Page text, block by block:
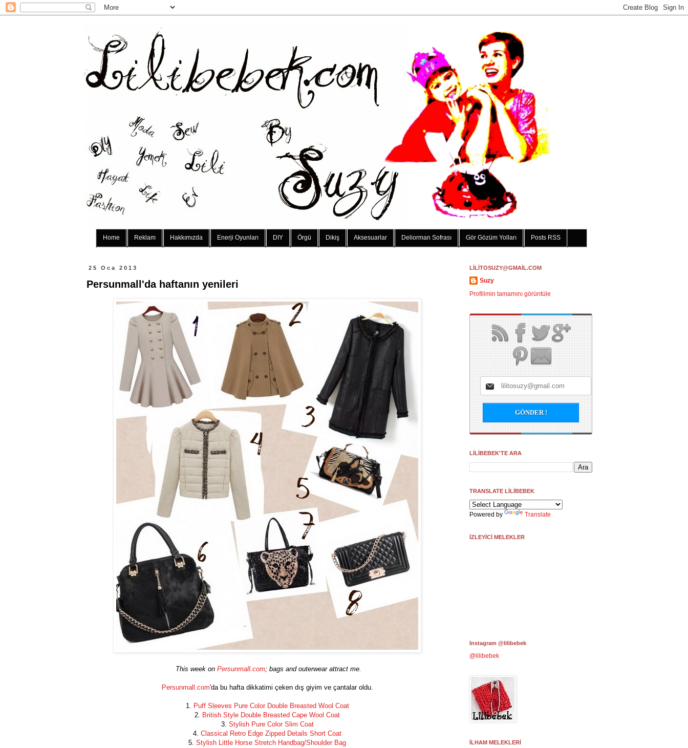
Home Reklam Hakkımızda Enerji Oyunları DIY Örgü Dikiş Aksesuarlar Deliorman Sofrası Gör Gözüm Yolları Posts RSS
25 Oca 2013
Persunmall'da haftanın yenileri
This week on Persunmall.com; bags and outerwear attract me.
Persunmall.com'da bu hafta dikkatimi çeken dış giyim ve çantalar oldu.
1. Puff Sleeves Pure Color Double Breasted Wool Coat
2. British Style Double Breasted Cape Wool Coat
3. Stylish Pure Color Slim Coat
4. Classical Retro Edge Zipped Details Short Coat
5. Stylish Little Horse Stretch Handbag/Shoulder Bag
LİLİTOSUZY@GMAİL.COM
Suzy
Profilimin tamamını görüntüle
LİLİBEBEK'TE ARA
TRANSLATE LİLİBEBEK
Powered by Translate
İZLEYİCİ MELEKLER
Instagram @lilibebek
@lilibebek
İLHAM MELEKLERİ